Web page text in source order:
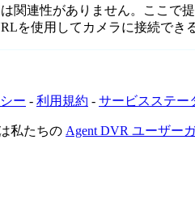
関連性がありません。ここ
を使用してカメラに接続でき
ー - 利用規約 - サービスステー
私たちの Agent DVR ユーザー